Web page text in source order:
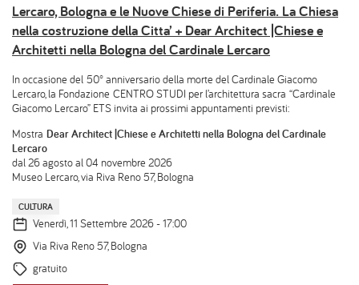
Lercaro, Bologna e le Nuove Chiese di Periferia. La Chiesa
nella costruzione della Citta’ + Dear Architect |Chiese e
Architetti nella Bologna del Cardinale Lercaro
In occasione del 50° anniversario della morte del Cardinale Giacomo
Lercaro, la Fondazione CENTRO STUDI per l’architettura sacra “Cardinale
Giacomo Lercaro” ETS invita ai prossimi appuntamenti previsti:
Mostra Dear Architect |Chiese e Architetti nella Bologna del Cardinale
Lercaro
dal 26 agosto al 04 novembre 2026
Museo Lercaro, via Riva Reno 57, Bologna
CULTURA
Venerdì, 11 Settembre 2026 - 17:00
Via Riva Reno 57, Bologna
gratuito